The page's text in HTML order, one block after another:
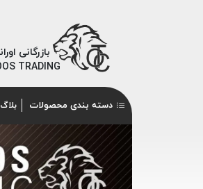
بازرگانی
TRADING
دسته بندی محصولات بلاگ